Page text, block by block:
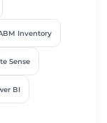
Inventory
Sense
BI